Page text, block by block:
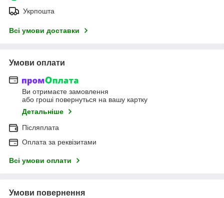
Укрпошта
Всі умови доставки
Умови оплати
Ви отримаєте замовлення
або гроші повернуться на вашу картку
Детальніше
Післяплата
Оплата за реквізитами
Всі умови оплати
Умови повернення